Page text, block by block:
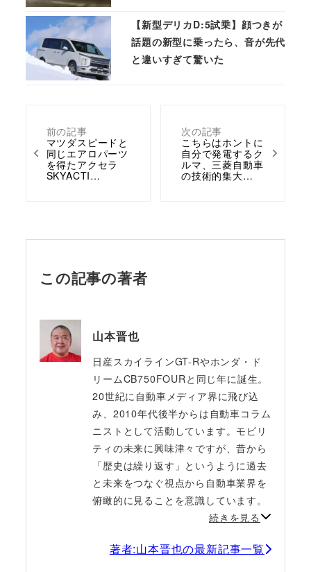
前の記事
マツダスピードと
同じエアロパーツ
を得たアクセラ
SKYACTI…
次の記事
こちらはホントに
自分で発電するク
ルマ、三菱自動車
の技術的集大…
【新型デリカD:5試乗】顔つきが
話題の新型に乗ったら、音が先代
と違いすぎて驚いた
この記事の著者
山本晋也
日産スカイラインGT-Rやホンダ・ド
リームCB750FOURと同じ年に誕生。
20世紀に自動車メディア界に飛び込
み、2010年代後半からは自動車コラム
ニストとして活動しています。モビリ
ティの未来に興味津々ですが、昔から
「歴史は繰り返す」というように過去
と未来をつなぐ視点から自動車業界を
俯瞰的に見ることを意識しています。
続きを見る
著者:山本晋也の最新記事一覧